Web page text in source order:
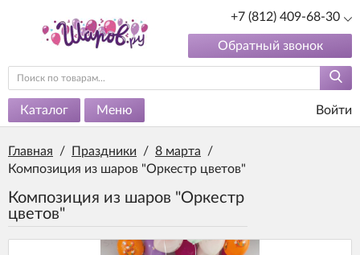
+7 (812) 409-68-30
Обратный звонок
Каталог Меню Войти
Главная / Праздники / 8 марта
/
Композиция из шаров "Оркестр цветов"
Композиция из шаров "Оркестр
цветов"